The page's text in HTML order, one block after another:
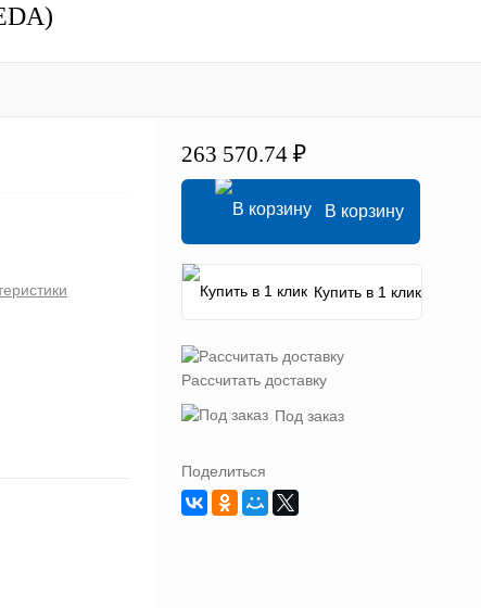
263 570.74 ₽
В корзину
Купить в 1 клик
Рассчитать доставку
Под заказ
Поделиться